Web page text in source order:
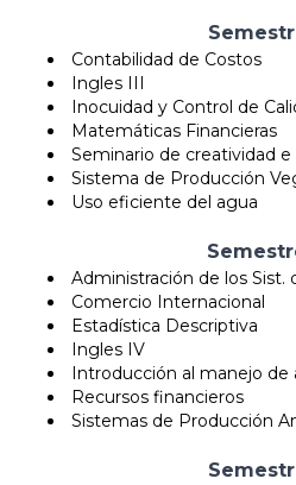
Contabilidad de Costos
Ingles III
Inocuidad y Control de
Matemáticas Financieras
Seminario de creatividad
Sistema de Producción
Uso eficiente del agua
Administración de los Sist.
Comercio Internacional
Estadística Descriptiva
Ingles IV
Introducción al manejo de
Recursos financieros
Sistemas de Producción